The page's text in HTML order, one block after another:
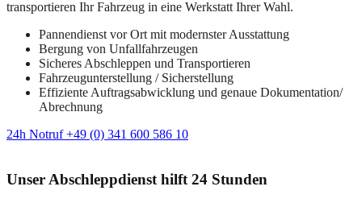
transportieren Ihr Fahrzeug in eine Werkstatt Ihrer Wahl.
Pannendienst vor Ort mit modernster Ausstattung
Bergung von Unfallfahrzeugen
Sicheres Abschleppen und Transportieren
Fahrzeugunterstellung / Sicherstellung
Effiziente Auftragsabwicklung und genaue Dokumentation/
Abrechnung
24h Notruf +49 (0) 341 600 586 10
Unser Abschleppdienst hilft 24 Stunden